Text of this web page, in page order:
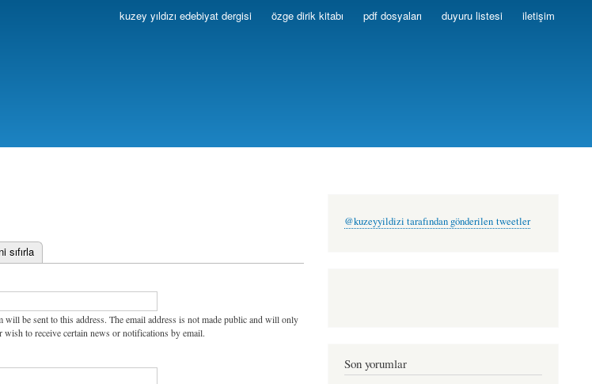
kuzey yıldızı edebiyat dergisi özge dirik kitabı pdf dosyaları duyuru listesi iletişim
sıfırla
be sent to this address. The email address is not made public and will only
to receive certain news or notifications by email.
@kuzeyyildizi tarafından gönderilen tweetler
Son yorumlar